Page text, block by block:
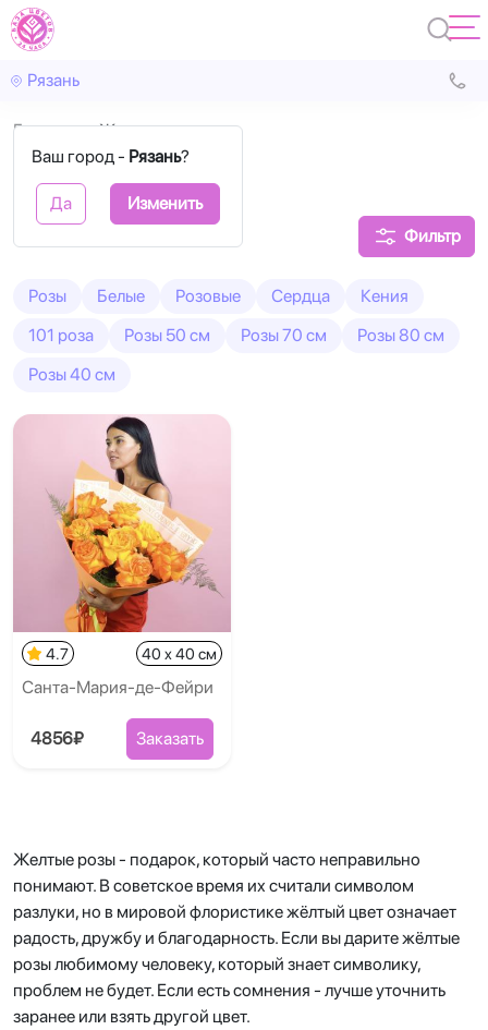
Рязань
Ваш город - Рязань?
Да Изменить
Главная Желтые
Желтые розы
Фильтр
Розы Белые Розовые Сердца
Кения
101 роза
Розы 50 см Розы 70 см
Розы 80 см
Розы 40 см
4.7 40 x 40 см
Санта-Мария-де-Фейри
4856₽ Заказать
Желтые розы - подарок, который часто неправильно
понимают. В советское время их считали символом
разлуки, но в мировой флористике жёлтый цвет означает
радость, дружбу и благодарность. Если вы дарите жёлтые
розы любимому человеку, который знает символику,
проблем не будет. Если есть сомнения - лучше уточнить
заранее или взять другой цвет.